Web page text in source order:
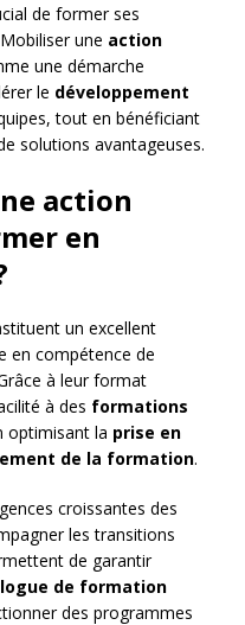
de former ses
une action
une démarche
le développement
tout en bénéficiant
solutions avantageuses.
action
en
un excellent
en compétence de
à leur format
à des formations
optimisant la prise en
de la formation.
croissantes des
les transitions
de garantir
de formation
des programmes